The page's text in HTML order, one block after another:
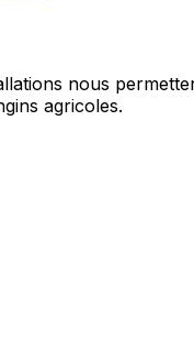
nous
agricoles.